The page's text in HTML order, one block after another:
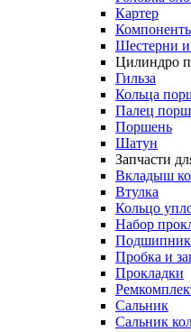
Картер
Шестерни
Цилиндро
Гильза
Кольца
Палец
Поршень
Шатун
Запчасти
Вкладыш
Втулка
Кольцо
Набор
Подшипник
Пробка и
Прокладки
Сальник
Сальник